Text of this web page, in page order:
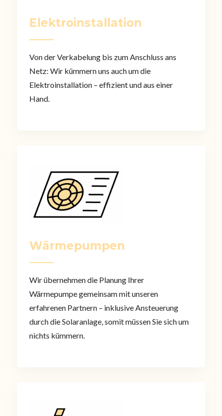
Elektroinstallation
Von der Verkabelung bis zum Anschluss ans
Netz: Wir kümmern uns auch um die
Elektroinstallation – effizient und aus einer
Hand.
Wärmepumpen
Wir übernehmen die Planung Ihrer
Wärmepumpe gemeinsam mit unseren
erfahrenen Partnern – inklusive Ansteuerung
durch die Solaranlage, somit müssen Sie sich um
nichts kümmern.